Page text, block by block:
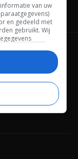
Contact
van uw
en gedeeld met
gebruikt. Wij
sitemenu naar
te trekken via de